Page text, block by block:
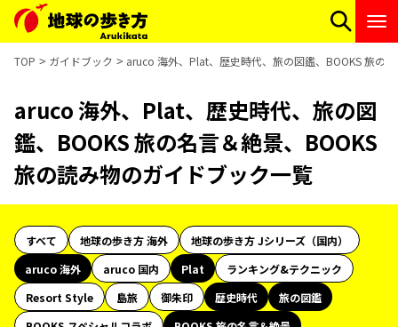
TOP ガイドブック aruco 海外、Plat、歴史時代、旅の図鑑、BOOKS 旅の
aruco 海外、Plat、歴史時代、旅の図
鑑、BOOKS 旅の名言＆絶景、BOOKS
旅の読み物のガイドブック一覧
すべて 地球の歩き方 海外
地球の歩き方 Jシリーズ（国内）
aruco 海外
aruco 国内 Plat
ランキング&テクニック
Resort Style
島旅 御朱印 歴史時代
旅の図鑑